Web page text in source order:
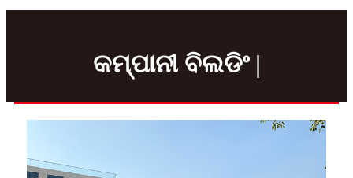
କମ୍ପାନୀ ବିଲଡିଂ |